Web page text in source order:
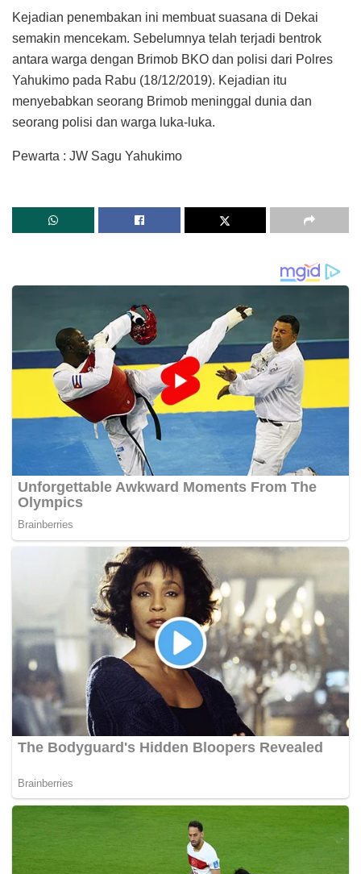
Kejadian penembakan ini membuat suasana di Dekai
semakin mencekam. Sebelumnya telah terjadi bentrok
antara warga dengan Brimob BKO dan polisi dari Polres
Yahukimo pada Rabu (18/12/2019). Kejadian itu
menyebabkan seorang Brimob meninggal dunia dan
seorang polisi dan warga luka-luka.
Pewarta : JW Sagu Yahukimo